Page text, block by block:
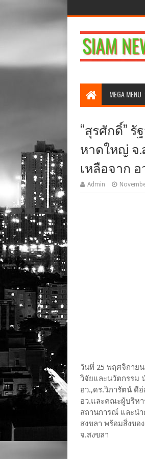
MEGA MENU
“สุรศักดิ์”
หาดใหญ่ จ
เหลือจาก
Admin
วันที่ 25 พฤศจิกาย
วิจัยและนวัตกรรม
อว.,ดร.วิภารัตน์ ดี
อว.และคณะผู้บริห
สถานการณ์ และน
สงขลา พร้อมสิ่งข
จ.สงขลา